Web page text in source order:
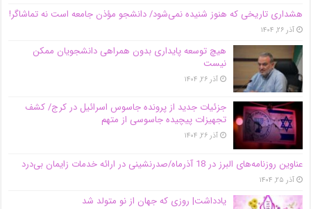
هشداری تاریخی که هنوز شنیده نمی‌شود/ دانشجو مؤذن جامعه است نه تماشاگر!
آذر ۲۶, ۱۴۰۴
هیچ توسعه پایداری بدون همراهی دانشجویان ممکن
نیست
آذر ۲۶, ۱۴۰۴
جزئیات جدید از پرونده جاسوس اسرائیل در کرج/‌ کشف
تجهیزات پیچیده جاسوسی از متهم
آذر ۲۶, ۱۴۰۴
عناوین روزنامه‌های البرز در ‌18 آذرماه/صدرنشینی در ارائه خدمات زایمان بی‌درد
آذر ۲۵, ۱۴۰۴
یادداشت| روزی که جهان از نو متولد شد